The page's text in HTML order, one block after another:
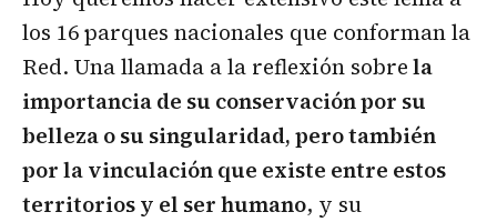
los 16 parques nacionales que conforman la
Red. Una llamada a la reflexión sobrela
importancia de su conservación por su
belleza o su singularidad, pero también
por la vinculación que existe entre estos
territorios y el ser humano, y su